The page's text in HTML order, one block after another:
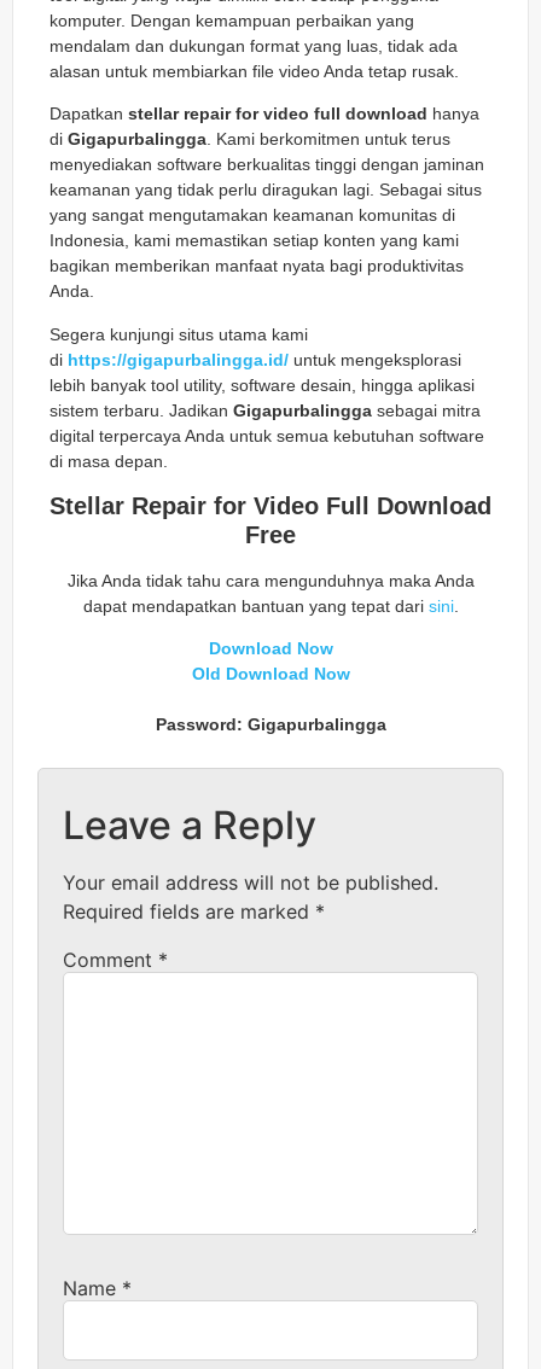
komputer. Dengan kemampuan perbaikan yang
mendalam dan dukungan format yang luas, tidak ada
alasan untuk membiarkan file video Anda tetap rusak.
Dapatkan stellar repair for video full download hanya
di Gigapurbalingga . Kami berkomitmen untuk terus
menyediakan software berkualitas tinggi dengan jaminan
keamanan yang tidak perlu diragukan lagi. Sebagai situs
yang sangat mengutamakan keamanan komunitas di
Indonesia, kami memastikan setiap konten yang kami
bagikan memberikan manfaat nyata bagi produktivitas
Anda.
Segera kunjungi situs utama kami
di https://gigapurbalingga.id/ untuk mengeksplorasi
lebih banyak tool utility, software desain, hingga aplikasi
sistem terbaru. Jadikan Gigapurbalingga sebagai mitra
digital terpercaya Anda untuk semua kebutuhan software
di masa depan.
Stellar Repair for Video Full Download
Free
Jika Anda tidak tahu cara mengunduhnya maka Anda
dapat mendapatkan bantuan yang tepat dari sini.
Download Now
Old Download Now
Password: Gigapurbalingga
Leave a Reply
Your email address will not be published.
Required fields are marked *
Comment *
Name *